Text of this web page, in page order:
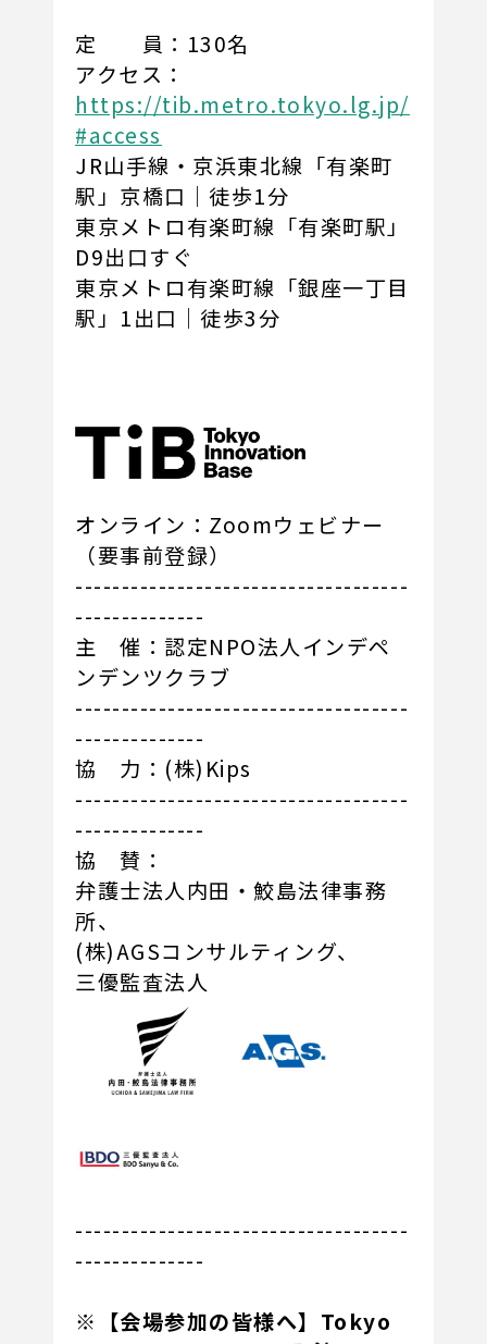
定 員：130名
アクセス：
https://tib.metro.tokyo.lg.jp/
#access
JR山手線・京浜東北線「有楽町
駅」京橋口｜徒歩1分
東京メトロ有楽町線「有楽町駅」
D9出口すぐ
東京メトロ有楽町線「銀座一丁目
駅」1出口｜徒歩3分
オンライン：Zoomウェビナー
（要事前登録）
------------------------------------
--------------
主 催：認定NPO法人インデペ
ンデンツクラブ
------------------------------------
--------------
協 力：(株)Kips
------------------------------------
--------------
協 賛：
弁護士法人内田・鮫島法律事務
所、
(株)AGSコンサルティング、
三優監査法人
------------------------------------
--------------
※【会場参加の皆様へ】Tokyo